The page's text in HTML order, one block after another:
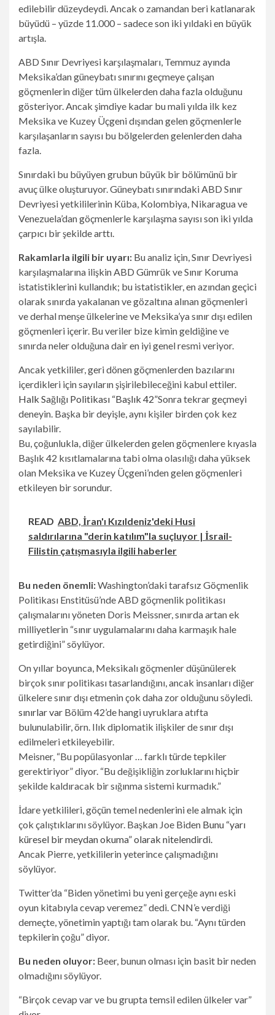
edilebilir düzeydeydi. Ancak o zamandan beri katlanarak
büyüdü – yüzde 11.000 – sadece son iki yıldaki en büyük
artışla.
ABD Sınır Devriyesi karşılaşmaları, Temmuz ayında
Meksika’dan güneybatı sınırını geçmeye çalışan
göçmenlerin diğer tüm ülkelerden daha fazla olduğunu
gösteriyor. Ancak şimdiye kadar bu mali yılda ilk kez
Meksika ve Kuzey Üçgeni dışından gelen göçmenlerle
karşılaşanların sayısı bu bölgelerden gelenlerden daha
fazla.
Sınırdaki bu büyüyen grubun büyük bir bölümünü bir
avuç ülke oluşturuyor. Güneybatı sınırındaki ABD Sınır
Devriyesi yetkililerinin Küba, Kolombiya, Nikaragua ve
Venezuela’dan göçmenlerle karşılaşma sayısı son iki yılda
çarpıcı bir şekilde arttı.
Rakamlarla ilgili bir uyarı: Bu analiz için, Sınır Devriyesi
karşılaşmalarına ilişkin ABD Gümrük ve Sınır Koruma
istatistiklerini kullandık; bu istatistikler, en azından geçici
olarak sınırda yakalanan ve gözaltına alınan göçmenleri
ve derhal menşe ülkelerine ve Meksika’ya sınır dışı edilen
göçmenleri içerir. Bu veriler bize kimin geldiğine ve
sınırda neler olduğuna dair en iyi genel resmi veriyor.
Ancak yetkililer, geri dönen göçmenlerden bazılarını
içerdikleri için sayıların şişirilebileceğini kabul ettiler.
Halk Sağlığı Politikası “Başlık 42”Sonra tekrar geçmeyi
deneyin. Başka bir deyişle, aynı kişiler birden çok kez
sayılabilir.
Bu, çoğunlukla, diğer ülkelerden gelen göçmenlere kıyasla
Başlık 42 kısıtlamalarına tabi olma olasılığı daha yüksek
olan Meksika ve Kuzey Üçgeni’nden gelen göçmenleri
etkileyen bir sorundur.
READ ABD, İran'ı Kızıldeniz'deki Husi
saldırılarına "derin katılım"la suçluyor | İsrail-
Filistin çatışmasıyla ilgili haberler
Bu neden önemli:Washington’daki tarafsız Göçmenlik
Politikası Enstitüsü’nde ABD göçmenlik politikası
çalışmalarını yöneten Doris Meissner, sınırda artan ek
milliyetlerin “sınır uygulamalarını daha karmaşık hale
getirdiğini” söylüyor.
On yıllar boyunca, Meksikalı göçmenler düşünülerek
birçok sınır politikası tasarlandığını, ancak insanları diğer
ülkelere sınır dışı etmenin çok daha zor olduğunu söyledi.
sınırlar var Bölüm 42’de hangi uyruklara atıfta
bulunulabilir, örn. Ilık diplomatik ilişkiler de sınır dışı
edilmeleri etkileyebilir.
Meisner, “Bu popülasyonlar … farklı türde tepkiler
gerektiriyor” diyor. “Bu değişikliğin zorluklarını hiçbir
şekilde kaldıracak bir sığınma sistemi kurmadık.”
İdare yetkilileri, göçün temel nedenlerini ele almak için
çok çalıştıklarını söylüyor. Başkan Joe Biden Bunu “yarı
küresel bir meydan okuma” olarak nitelendirdi.
Ancak Pierre, yetkililerin yeterince çalışmadığını
söylüyor.
Twitter’da “Biden yönetimi bu yeni gerçeğe aynı eski
oyun kitabıyla cevap veremez” dedi. CNN’e verdiği
demeçte, yönetimin yaptığı tam olarak bu. “Aynı türden
tepkilerin çoğu” diyor.
Bu neden oluyor: Beer, bunun olması için basit bir neden
olmadığını söylüyor.
“Birçok cevap var ve bu grupta temsil edilen ülkeler var”